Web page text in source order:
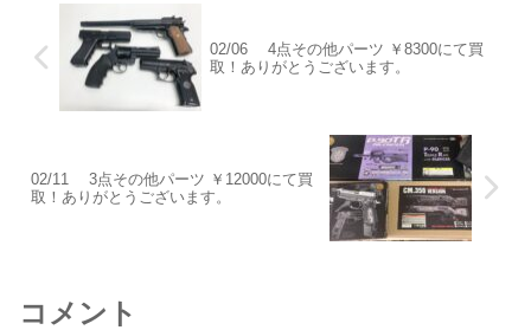
02/06 4点その他パーツ ￥8300にて買
取！ありがとうございます。
02/11 3点その他パーツ ￥12000にて買
取！ありがとうございます。
コメント